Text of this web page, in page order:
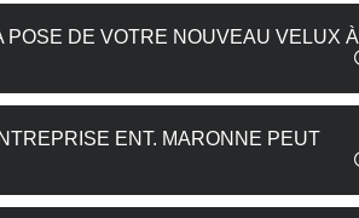
DE VOTRE NOUVEAU VELUX À
ENT. MARONNE PEUT